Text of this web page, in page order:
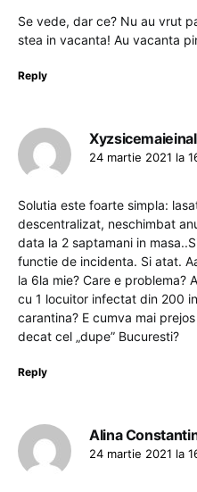
Se vede, dar ce? Nu au vrut
stea in vacanta! Au vacanta
Reply
24 martie 2021 la
Solutia este foarte simpla:
descentralizat, neschimbat
data la 2 saptamani in
functie de incidenta. Si atat.
la 6la mie? Care e problema?
cu 1 locuitor infectat din 200
carantina? E cumva mai
decat cel „dupe” Bucuresti?
Reply
Alina
24 martie 2021 la